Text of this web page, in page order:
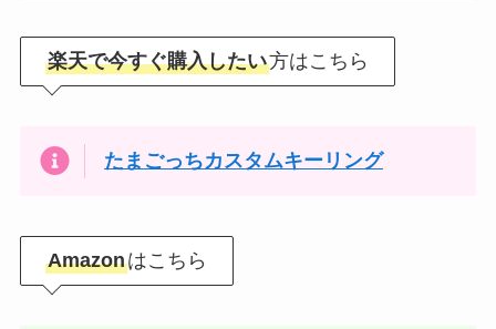
楽天で今すぐ購入したい方はこちら
たまごっちカスタムキーリング
Amazonはこちら